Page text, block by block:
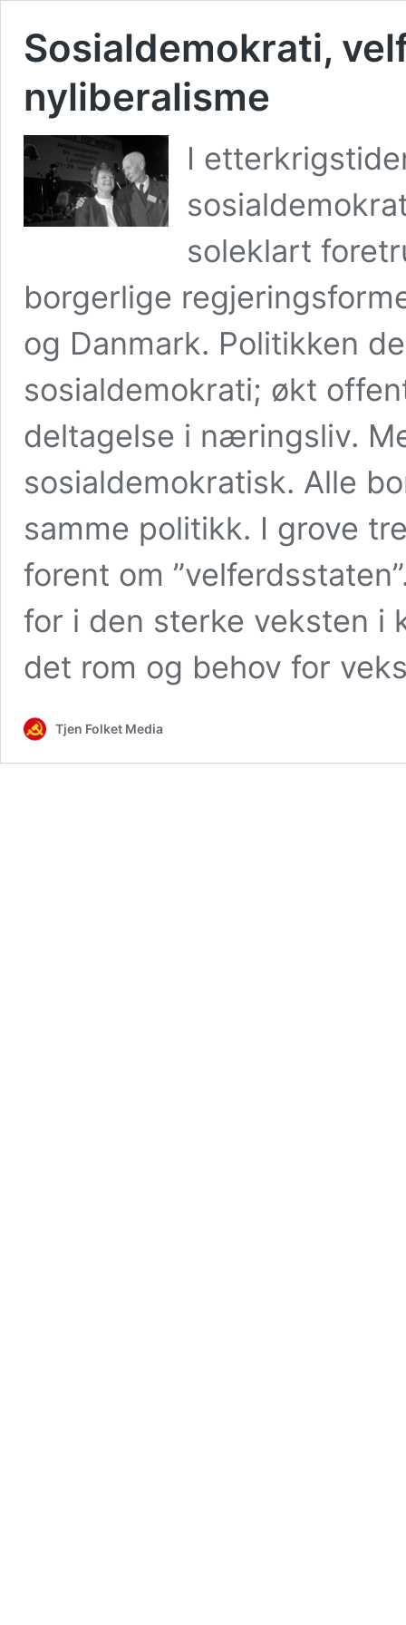
Sosialdemokrati,
nyliberalisme
I
soleklart
borgerlige
og Danmark. Politikken
sosialdemokrati; økt
deltagelse i næringsliv.
sosialdemokratisk. Alle
samme politikk. I grove
forent om
for i den sterke veksten i
det rom og behov for
Tjen Folket Media